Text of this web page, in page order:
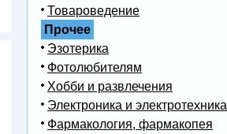
Товароведение
Прочее
Эзотерика
Фотолюбителям
Хобби и развлечения
Электроника и электротехника
Фармакология, фармакопея